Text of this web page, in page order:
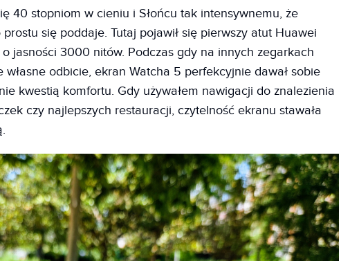
40 stopniom w cieniu i Słońcu tak intensywnemu, że
się poddaje. Tutaj pojawił się pierwszy atut Huawei
jasności 3000 nitów. Podczas gdy na innych zegarkach
odbicie, ekran Watcha 5 perfekcyjnie dawał sobie
kwestią komfortu. Gdy używałem nawigacji do znalezienia
czy najlepszych restauracji, czytelność ekranu stawała